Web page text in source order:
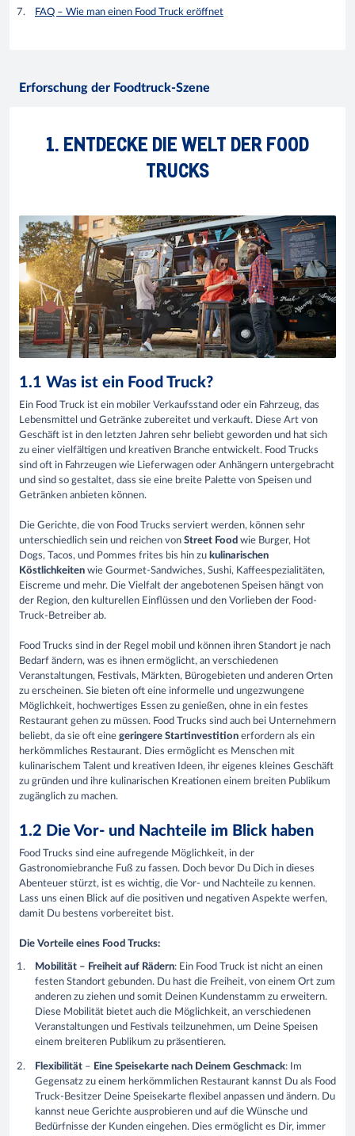
FAQ – Wie man einen Food Truck eröffnet
Erforschung der Foodtruck-Szene
1. ENTDECKE DIE WELT DER FOOD
TRUCKS
1.1 Was ist ein Food Truck?
Ein Food Truck ist ein mobiler Verkaufsstand oder ein Fahrzeug, das
Lebensmittel und Getränke zubereitet und verkauft. Diese Art von
Geschäft ist in den letzten Jahren sehr beliebt geworden und hat sich
zu einer vielfältigen und kreativen Branche entwickelt. Food Trucks
sind oft in Fahrzeugen wie Lieferwagen oder Anhängern untergebracht
und sind so gestaltet, dass sie eine breite Palette von Speisen und
Getränken anbieten können.
Die Gerichte, die von Food Trucks serviert werden, können sehr
unterschiedlich sein und reichen von Street Food wie Burger, Hot
Dogs, Tacos, und Pommes frites bis hin zu kulinarischen
Köstlichkeiten wie Gourmet-Sandwiches, Sushi, Kaffeespezialitäten,
Eiscreme und mehr. Die Vielfalt der angebotenen Speisen hängt von
der Region, den kulturellen Einflüssen und den Vorlieben der Food-
Truck-Betreiber ab.
Food Trucks sind in der Regel mobil und können ihren Standort je nach
Bedarf ändern, was es ihnen ermöglicht, an verschiedenen
Veranstaltungen, Festivals, Märkten, Bürogebieten und anderen Orten
zu erscheinen. Sie bieten oft eine informelle und ungezwungene
Möglichkeit, hochwertiges Essen zu genießen, ohne in ein festes
Restaurant gehen zu müssen. Food Trucks sind auch bei Unternehmern
beliebt, da sie oft eine geringere Startinvestition erfordern als ein
herkömmliches Restaurant. Dies ermöglicht es Menschen mit
kulinarischem Talent und kreativen Ideen, ihr eigenes kleines Geschäft
zu gründen und ihre kulinarischen Kreationen einem breiten Publikum
zugänglich zu machen.
1.2 Die Vor- und Nachteile im Blick haben
Food Trucks sind eine aufregende Möglichkeit, in der
Gastronomiebranche Fuß zu fassen. Doch bevor Du Dich in dieses
Abenteuer stürzt, ist es wichtig, die Vor- und Nachteile zu kennen.
Lass uns einen Blick auf die positiven und negativen Aspekte werfen,
damit Du bestens vorbereitet bist.
Die Vorteile eines Food Trucks:
Mobilität – Freiheit auf Rädern: Ein Food Truck ist nicht an einen
festen Standort gebunden. Du hast die Freiheit, von einem Ort zum
anderen zu ziehen und somit Deinen Kundenstamm zu erweitern.
Diese Mobilität bietet auch die Möglichkeit, an verschiedenen
Veranstaltungen und Festivals teilzunehmen, um Deine Speisen
einem breiteren Publikum zu präsentieren.
Flexibilität – Eine Speisekarte nach Deinem Geschmack: Im
Gegensatz zu einem herkömmlichen Restaurant kannst Du als Food
Truck-Besitzer Deine Speisekarte flexibel anpassen und ändern. Du
kannst neue Gerichte ausprobieren und auf die Wünsche und
Bedürfnisse der Kunden eingehen. Dies ermöglicht es Dir, immer